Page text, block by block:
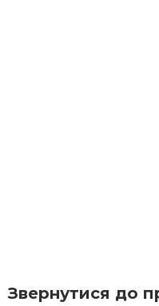
Звернутися до